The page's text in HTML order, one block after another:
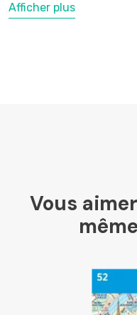
Afficher plus
Vous